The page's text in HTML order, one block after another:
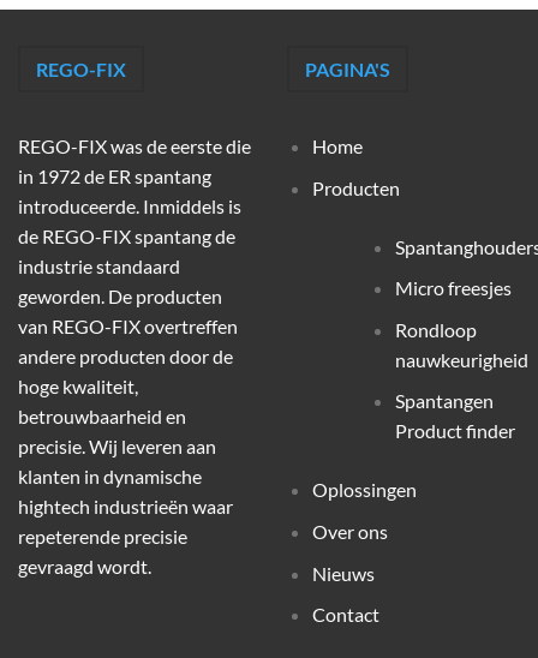
REGO-FIX
REGO-FIX was de eerste die
in 1972 de ER spantang
introduceerde. Inmiddels is
de REGO-FIX spantang de
industrie standaard
geworden. De producten
van REGO-FIX overtreffen
andere producten door de
hoge kwaliteit,
betrouwbaarheid en
precisie. Wij leveren aan
klanten in dynamische
hightech industrieën waar
repeterende precisie
gevraagd wordt.
PAGINA'S
Home
Producten
Micro freesjes
Rondloop
nauwkeurigheid
Spantangen
Product finder
Oplossingen
Over ons
Nieuws
Contact